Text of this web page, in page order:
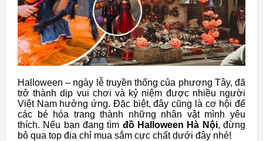
Halloween – ngày lễ truyền thống của phương Tây, đã
trở thành dịp vui chơi và kỷ niệm được nhiều người
Việt Nam hưởng ứng. Đặc biệt, đây cũng là cơ hội để
các bé hóa trang thành những nhân vật mình yêu
thích. Nếu bạn đang tìm đồ Halloween Hà Nội, đừng
bỏ qua top địa chỉ mua sắm cực chất dưới đây nhé!